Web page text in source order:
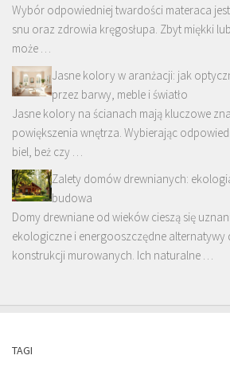
Wybór odpowiedniej twardości materaca
snu oraz zdrowia kręgosłupa. Zbyt miękki
może …
Jasne kolory w aranżacji: jak
przez barwy, meble i światło
Jasne kolory na ścianach mają kluczowe
powiększenia wnętrza. Wybierając
biel, beż czy …
Zalety domów drewnianych:
budowa
Domy drewniane od wieków cieszą się
ekologiczne i energooszczędne alternatywy
konstrukcji murowanych. Ich naturalne …
TAGI